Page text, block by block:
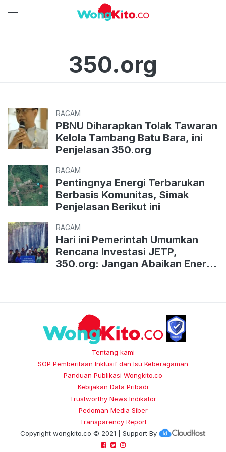
350.org
RAGAM
PBNU Diharapkan Tolak Tawaran
Kelola Tambang Batu Bara, ini
Penjelasan 350.org
RAGAM
Pentingnya Energi Terbarukan
Berbasis Komunitas, Simak
Penjelasan Berikut ini
RAGAM
Hari ini Pemerintah Umumkan
Rencana Investasi JETP,
350.org: Jangan Abaikan Energi
Tentang kami
SOP Pemberitaan Inklusif dan Isu Keberagaman
Panduan Publikasi Wongkito.co
Kebijakan Data Pribadi
Trustworthy News Indikator
Pedoman Media Siber
Transparency Report
Copyright wongkito.co © 2021 | Support By